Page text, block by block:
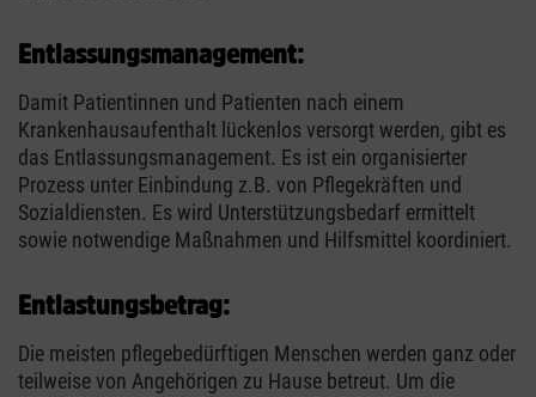
Entlassungsmanagement:
Damit Patientinnen und Patienten nach einem
Krankenhausaufenthalt lückenlos versorgt werden, gibt es
das Entlassungsmanagement. Es ist ein organisierter
Prozess unter Einbindung z.B. von Pflegekräften und
Sozialdiensten. Es wird Unterstützungsbedarf ermittelt
sowie notwendige Maßnahmen und Hilfsmittel koordiniert.
Entlastungsbetrag:
Die meisten pflegebedürftigen Menschen werden ganz oder
teilweise von Angehörigen zu Hause betreut. Um die